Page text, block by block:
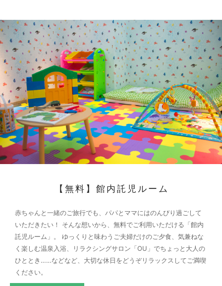
【無料】館内託児ルーム
赤ちゃんと一緒のご旅行でも、パパとママにはのんびり過ごして
いただきたい！
そんな想いから、無料でご利用いただける「館内
託児ルーム」。
ゆっくりと味わうご夫婦だけのご夕食、気兼ねな
く楽しむ温泉入浴、リラクシングサロン「OU」でちょっと大人の
ひととき……などなど、大切な休日をどうぞリラックスしてご満喫
ください。